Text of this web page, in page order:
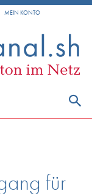
MEIN KONTO
für